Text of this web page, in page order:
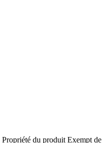
Propriété du produit Exempt de